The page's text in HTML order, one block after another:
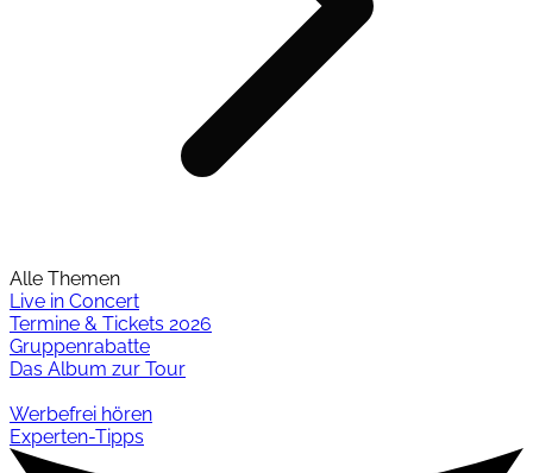
Alle Themen
Live in Concert
Termine & Tickets 2026
Gruppenrabatte
Das Album zur Tour
Werbefrei hören
Experten-Tipps